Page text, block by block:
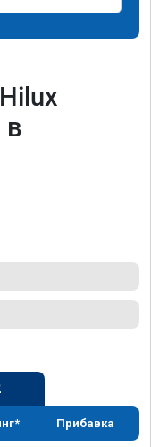
в
Прибавка